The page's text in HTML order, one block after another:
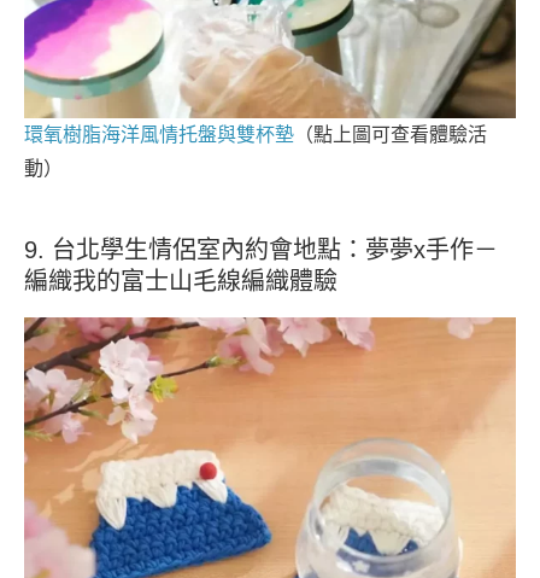
環氧樹脂海洋風情托盤與雙杯墊 （點上圖可查看體驗活
動）
9. 台北學生情侶室內約會地點：夢夢x手作－
編織我的富士山毛線編織體驗